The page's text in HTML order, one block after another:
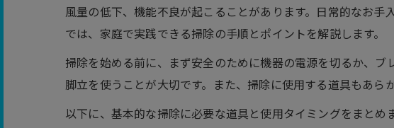
風量の低下、機能不良が起こることがあります。日常的なお
では、家庭で実践できる掃除の手順とポイントを解説します。
掃除を始める前に、まず安全のために機器の電源を切るか、
脚立を使うことが大切です。また、掃除に使用する道具もあら
以下に、基本的な掃除に必要な道具と使用タイミングをまとめ